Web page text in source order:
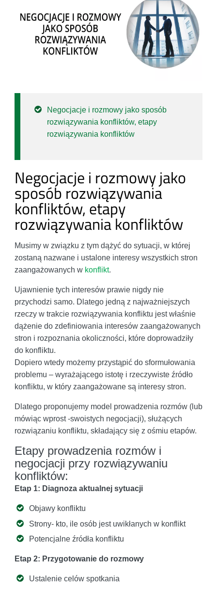
Negocjacje i rozmowy jako sposób
rozwiązywania konfliktów, etapy
rozwiązywania konfliktów
Negocjacje i rozmowy jako
sposób rozwiązywania
konfliktów, etapy
rozwiązywania konfliktów
Musimy w związku z tym dążyć do sytuacji, w której
zostaną nazwane i ustalone interesy wszystkich stron
zaangażowanych w konflikt.
Ujawnienie tych interesów prawie nigdy nie
przychodzi samo. Dlatego jedną z najważniejszych
rzeczy w trakcie rozwiązywania konfliktu jest właśnie
dążenie do zdefiniowania interesów zaangażowanych
stron i rozpoznania okoliczności, które doprowadziły
do konfliktu.
Dopiero wtedy możemy przystąpić do sformułowania
problemu – wyrażającego istotę i rzeczywiste źródło
konfliktu, w który zaangażowane są interesy stron.
Dlatego proponujemy model prowadzenia rozmów (lub
mówiąc wprost -swoistych negocjacji), służących
rozwiązaniu konfliktu, składający się z ośmiu etapów.
Etapy prowadzenia rozmów i
negocjacji przy rozwiązywaniu
konfliktów:
Etap 1: Diagnoza aktualnej sytuacji
Objawy konfliktu
Strony- kto, ile osób jest uwikłanych w konflikt
Potencjalne źródła konfliktu
Etap 2: Przygotowanie do rozmowy
Ustalenie celów spotkania